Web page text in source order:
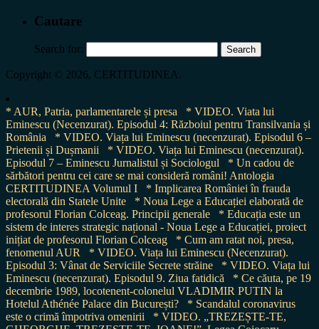
Cautare
Search for:
Copyright © 2026, CERTITUDINEA.
* AUR, Patria, parlamentarele și presa
* VIDEO. Viata lui
Eminescu (Necenzurat). Episodul 4: Războiul pentru Transilvania și
România
* VIDEO. Viața lui Eminescu (necenzurat). Episodul 6 –
Prietenii și Dușmanii
* VIDEO. Viața lui Eminescu (necenzurat).
Episodul 7 – Eminescu Jurnalistul și Sociologul
* Un cadou de
sărbători pentru cei care se mai consideră români! Antologia
CERTITUDINEA Volumul I
* Implicarea României în frauda
electorală din Statele Unite
* Noua Lege a Educației elaborată de
profesorul Florian Colceag. Principii generale
* Educația este un
sistem de interes strategic național - Noua Lege a Educației, proiect
inițiat de profesorul Florian Colceag
* Cum am ratat noi, presa,
fenomenul AUR
* VIDEO. Viața lui Eminescu (Necenzurat).
Episodul 3: Vânat de Serviciile Secrete străine
* VIDEO. Viața lui
Eminescu (necenzurat). Episodul 9. Ziua fatidică
* Ce căuta, pe 19
decembrie 1989, locotenent-colonelul VLADIMIR PUTIN la
Hotelul Athénée Palace din București?
* Scandalul coronavirus
este o crimă împotriva omenirii
* VIDEO. „TREZEȘTE-TE,